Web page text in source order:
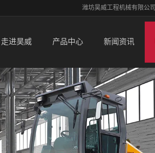
潍坊昊威工程机械有限公
走进昊威 产品中心 新闻资讯